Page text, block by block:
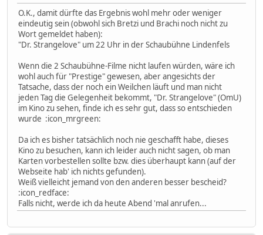
O.K., damit dürfte das Ergebnis wohl mehr oder weniger
eindeutig sein (obwohl sich Bretzi und Brachi noch nicht zu
Wort gemeldet haben):
"Dr. Strangelove" um 22 Uhr in der Schaubühne Lindenfels
Wenn die 2 Schaubühne-Filme nicht laufen würden, wäre ich
wohl auch für "Prestige" gewesen, aber angesichts der
Tatsache, dass der noch ein Weilchen läuft und man nicht
jeden Tag die Gelegenheit bekommt, "Dr. Strangelove" (OmU)
im Kino zu sehen, finde ich es sehr gut, dass so entschieden
wurde :icon_mrgreen:
Da ich es bisher tatsächlich noch nie geschafft habe, dieses
Kino zu besuchen, kann ich leider auch nicht sagen, ob man
Karten vorbestellen sollte bzw. dies überhaupt kann (auf der
Webseite hab' ich nichts gefunden).
Weiß vielleicht jemand von den anderen besser bescheid?
:icon_redface:
Falls nicht, werde ich da heute Abend 'mal anrufen...